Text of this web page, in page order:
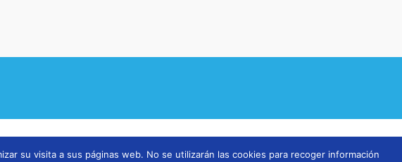
su visita a sus páginas web. No se utilizarán las cookies para recoger información